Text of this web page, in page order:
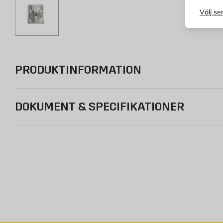
Välj
PRODUKTINFORMATION
DOKUMENT & SPECIFIKATIONER